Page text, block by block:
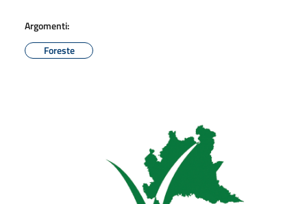
Argomenti:
Foreste